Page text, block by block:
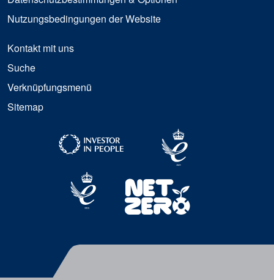
Nutzungsbedingungen der Website
Kontakt mit uns
Suche
Verknüpfungsmenü
Sitemap